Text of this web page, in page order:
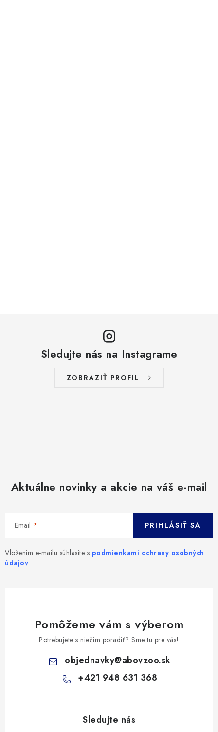
Sledujte nás na Instagrame
ZOBRAZIŤ PROFIL
Aktuálne novinky a akcie na váš e-mail
Email
Vložením e-mailu súhlasíte s podmienkami ochrany osobných
údajov
PRIHLÁSIŤ SA
Pomôžeme vám s výberom
Potrebujete s niečím poradiť? Sme tu pre vás!
objednavky@abovzoo.sk
+421 948 631 368